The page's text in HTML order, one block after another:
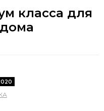
класса для